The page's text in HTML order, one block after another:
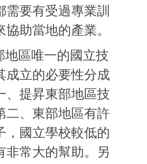
需要有受過專業訓
助當地的產業。
區唯一的國立技
成立的必要性分成
、提昇東部地區技
二、東部地區有許
，國立學校較低的
非常大的幫助。另